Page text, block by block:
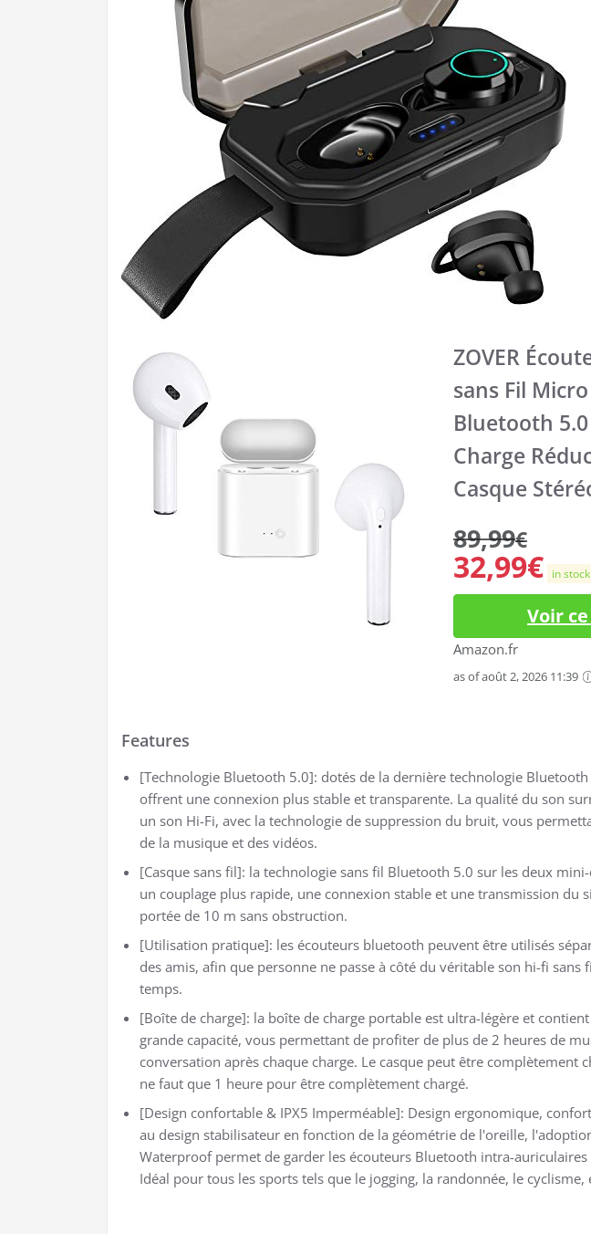
ZOVER
sans Fil
Bluetooth
Charge
Casque
89,99€
32,99€ in stock
Voir
Amazon.fr
as of août 2, 2026 11:39
Features
[Technologie Bluetooth 5.0]: dotés de la dernière technologie
offrent une connexion plus stable et transparente. La qualité du son
un son Hi-Fi, avec la technologie de suppression du bruit, vous
de la musique et des vidéos.
[Casque sans fil]: la technologie sans fil Bluetooth 5.0 sur les deux
un couplage plus rapide, une connexion stable et une transmission du
portée de 10 m sans obstruction.
[Utilisation pratique]: les écouteurs bluetooth peuvent être utilisés
des amis, afin que personne ne passe à côté du véritable son hi-fi
temps.
[Boîte de charge]: la boîte de charge portable est ultra-légère et
grande capacité, vous permettant de profiter de plus de 2 heures de
conversation après chaque charge. Le casque peut être complètement
ne faut que 1 heure pour être complètement chargé.
[Design confortable & IPX5 Imperméable]: Design ergonomique,
au design stabilisateur en fonction de la géométrie de l'oreille,
Waterproof permet de garder les écouteurs Bluetooth intra-
Idéal pour tous les sports tels que le jogging, la randonnée, le cyclisme,